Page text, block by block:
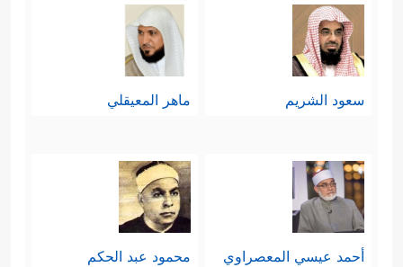
سعود الشريم ماهر المعيقلي
أحمد عيسي المعصراوي محمود عبد الحكم